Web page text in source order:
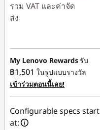
รวม VAT และค่าจัด
ส่ง
฿22,762.46
หรือ
การประหยัด
eCoupon :-
฿23,022.47
*Savings cannot be
My Lenovo Rewardsรับ
฿1,501 ในรูปแบบรางวัล
เข้าร่วมตอนนี้เลย!
Configurable specs start
at: